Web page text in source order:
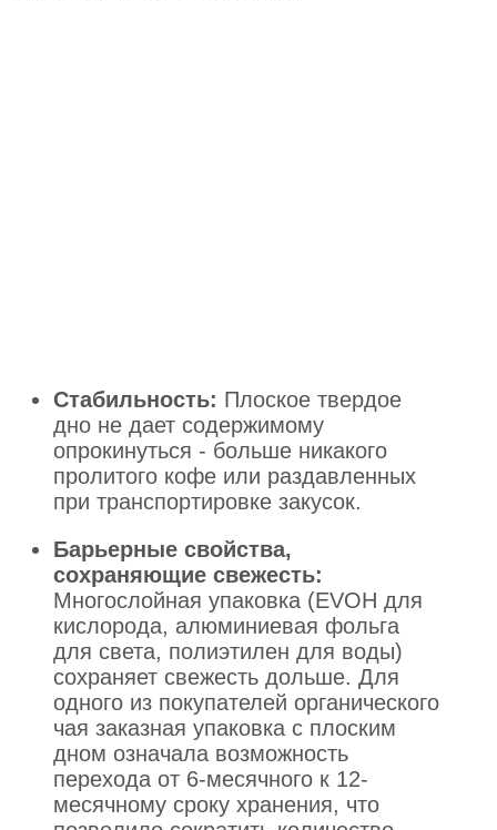
Стабильность: Плоское твердое
дно не дает содержимому
опрокинуться - больше никакого
пролитого кофе или раздавленных
при транспортировке закусок.
Барьерные свойства,
сохраняющие свежесть:
Многослойная упаковка (EVOH для
кислорода, алюминиевая фольга
для света, полиэтилен для воды)
сохраняет свежесть дольше. Для
одного из покупателей органического
чая заказная упаковка с плоским
дном означала возможность
перехода от 6-месячного к 12-
месячному сроку хранения, что